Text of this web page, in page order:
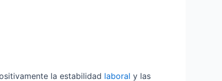
la estabilidad laboral y las